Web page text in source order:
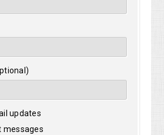
updates
messages